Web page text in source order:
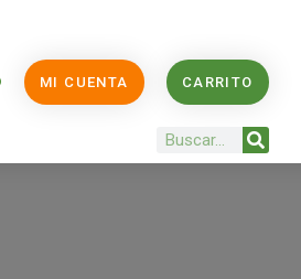
MI CUENTA CARRITO
Buscar